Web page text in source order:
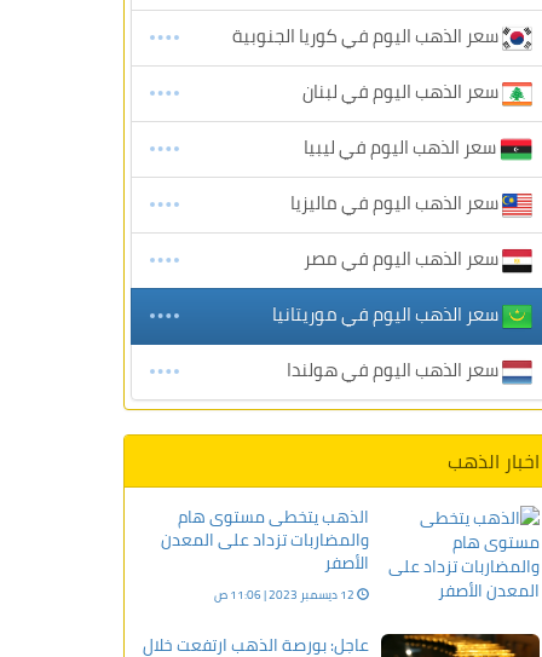
سعر الذهب اليوم في كوريا الجنوبية
سعر الذهب اليوم في لبنان
سعر الذهب اليوم في ليبيا
سعر الذهب اليوم في ماليزيا
سعر الذهب اليوم في مصر
سعر الذهب اليوم في موريتانيا
سعر الذهب اليوم في هولندا
اخبار الذهب
الذهب يتخطى مستوى هام
والمضاربات تزداد على المعدن
الأصفر
12 ديسمبر 2023 | 11:06 ص
عاجل: بورصة الذهب ارتفعت خلال